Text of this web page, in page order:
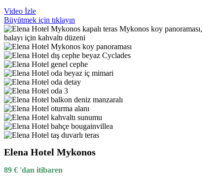
Video İzle
Büyütmek için tıklayın
Elena Hotel Mykonos
89 € 'dan itibaren